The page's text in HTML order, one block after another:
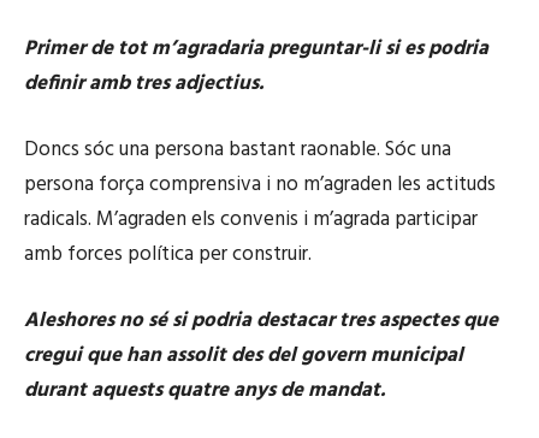
Primer de tot m’agradaria preguntar-li si es podria
definir amb tres adjectius.
Doncs sóc una persona bastant raonable. Sóc una
persona força comprensiva i no m’agraden les actituds
radicals. M’agraden els convenis i m’agrada participar
amb forces política per construir.
Aleshores no sé si podria destacar tres aspectes que
cregui que han assolit des del govern municipal
durant aquests quatre anys de mandat.